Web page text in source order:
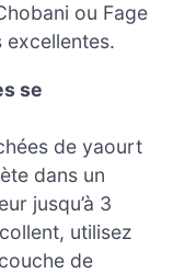
ou Fage
se
de yaourt
dans un
jusqu’à 3
utilisez
de